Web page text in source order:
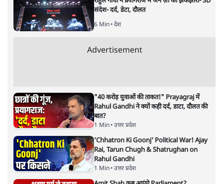
ताजा खबरें
पेमा खांडू ने किया खारिज
अगले महीने दाखिल होगी चार्जशीट
3 Min•देश
राहुल गांधी ने प्रयागराज में जेन ज़ी को झकझोरा- 3D
6 Min•देश
Advertisement